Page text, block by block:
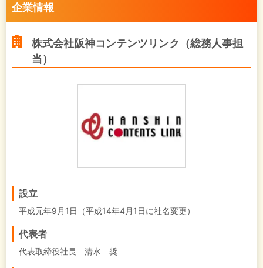
企業情報
株式会社阪神コンテンツリンク（総務人事担
当）
設立
平成元年9月1日（平成14年4月1日に社名変更）
代表者
代表取締役社長 清水 奨